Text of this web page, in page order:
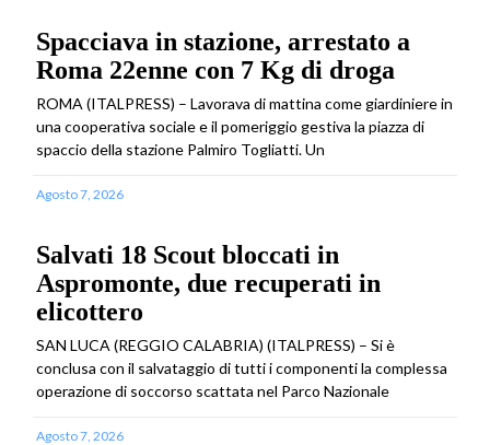
Spacciava in stazione, arrestato a
Roma 22enne con 7 Kg di droga
ROMA (ITALPRESS) – Lavorava di mattina come giardiniere in
una cooperativa sociale e il pomeriggio gestiva la piazza di
spaccio della stazione Palmiro Togliatti. Un
Agosto 7, 2026
Salvati 18 Scout bloccati in
Aspromonte, due recuperati in
elicottero
SAN LUCA (REGGIO CALABRIA) (ITALPRESS) – Si è
conclusa con il salvataggio di tutti i componenti la complessa
operazione di soccorso scattata nel Parco Nazionale
Agosto 7, 2026